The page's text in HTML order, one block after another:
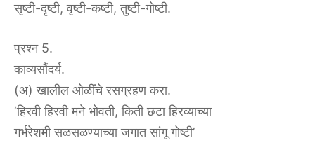
सृष्टी-दृष्टी, वृष्टी-कष्टी, तुष्टी-गोष्टी.
प्रश्न 5.
काव्यसौंदर्य.
(अ) खालील ओळींचे रसग्रहण करा.
‘हिरवी हिरवी मने भोवती, किती छटा हिरव्याच्या
गर्भरेशमी सळसळण्याच्या जगात सांगू गोष्टी’